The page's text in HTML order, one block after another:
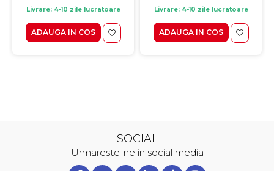
Livrare: 4-10 zile lucratoare
ADAUGA IN COS
Livrare: 4-10 zile lucratoare
ADAUGA IN COS
SOCIAL
Urmareste-ne in social media